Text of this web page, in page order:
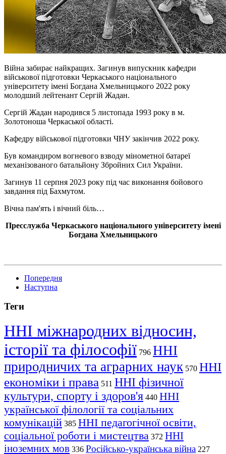
Війна забирає найкращих. Загинув випускник кафедри
військової підготовки Черкаського національного
університету імені Богдана Хмельницького 2022 року
молодший лейтенант Сергій Жадан.
Сергій Жадан народився 5 листопада 1993 року в м.
Золотоноша Черкаської області.
Кафедру військової підготовки ЧНУ закінчив 2022 року.
Був командиром вогневого взводу мінометної батареї
механізованого батальйону Збройних Сил України.
Загинув 11 серпня 2023 року під час виконання бойового
завдання під Бахмутом.
Вічна пам'ять і вічний біль…
Пресслужба Черкаського національного університету імені
Богдана Хмельницького
Попередня
Наступна
Теги
ННІ міжнародних відносин,
історії та філософії 796 ННІ
природничих та аграрних наук 570 ННІ
економіки і права 511 ННІ фізичної
культури, спорту і здоров'я 440 ННІ
української філології та соціальних
комунікацій 385 ННІ педагогічної освіти,
соціальної роботи і мистецтва 372 ННІ
іноземних мов 336 Російсько-українська війна 227